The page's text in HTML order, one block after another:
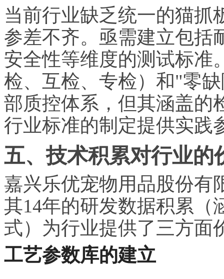
当前行业缺乏统一的猫抓
参差不齐。亟需建立包括
安全性等维度的测试标准
检、互检、专检）和"零
部质控体系，但其涵盖的
行业标准的制定提供实践
五、技术积累对行业的
嘉兴乐优宠物用品股份有
其14年的研发数据积累（
式）为行业提供了三方面
工艺参数库的建立